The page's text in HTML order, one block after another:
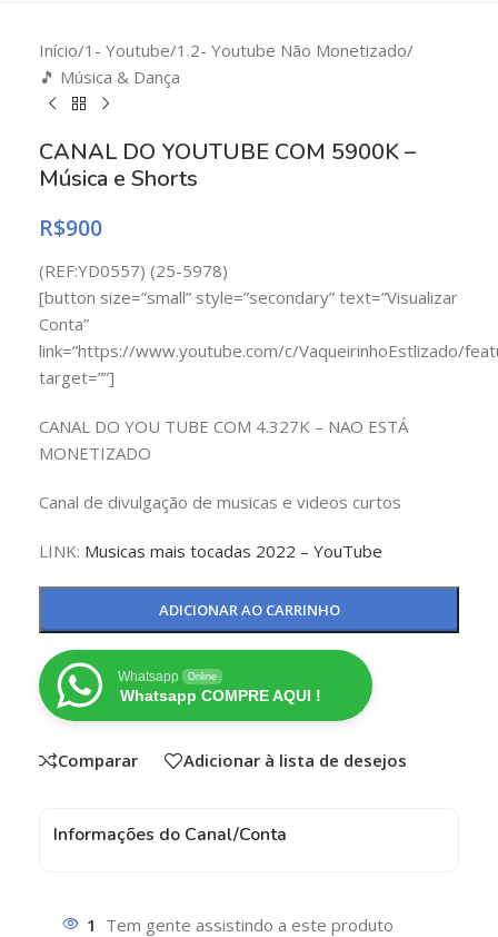
Início/1- Youtube/1.2- Youtube Não Monetizado/
🎵 Música & Dança
CANAL DO YOUTUBE COM 5900K –
Música e Shorts
R$900
(REF:YD0557) (25-5978)
[button size=”small” style=”secondary” text=”Visualizar
Conta”
link=”https://www.youtube.com/c/VaqueirinhoEstlizado/
target=””]
CANAL DO YOU TUBE COM 4.327K – NAO ESTÁ
MONETIZADO
Canal de divulgação de musicas e videos curtos
LINK: Musicas mais tocadas 2022 – YouTube
ADICIONAR AO CARRINHO
Whatsapp Online
Whatsapp COMPRE AQUI !
Comparar Adicionar à lista de desejos
Informações do Canal/Conta
1 Tem gente assistindo a este produto